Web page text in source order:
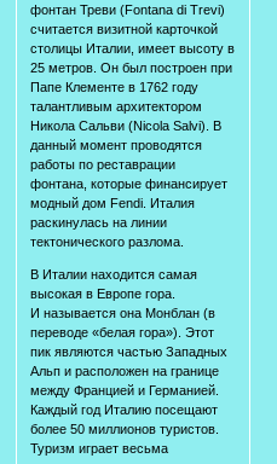
фонтан Треви (Fontana di Trevi)
считается визитной карточкой
столицы Италии, имеет высоту в
25 метров. Он был построен при
Папе Клементе в 1762 году
талантливым архитектором
Никола Сальви (Nicola Salvi). В
данный момент проводятся
работы по реставрации
фонтана, которые финансирует
модный дом Fendi. Италия
раскинулась на линии
тектонического разлома.
В Италии находится самая
высокая в Европе гора.
И называется она Монблан (в
переводе «белая гора»). Этот
пик являются частью Западных
Альп и расположен на границе
между Францией и Германией.
Каждый год Италию посещают
более 50 миллионов туристов.
Туризм играет весьма